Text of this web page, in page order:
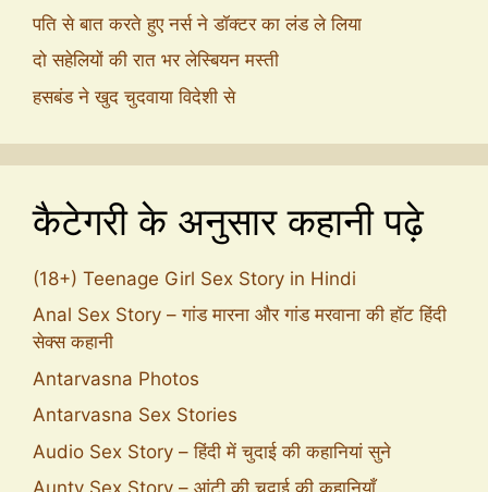
पति से बात करते हुए नर्स ने डॉक्टर का लंड ले लिया
दो सहेलियों की रात भर लेस्बियन मस्ती
हसबंड ने खुद चुदवाया विदेशी से
कैटेगरी के अनुसार कहानी पढ़े
(18+) Teenage Girl Sex Story in Hindi
Anal Sex Story – गांड मारना और गांड मरवाना की हॉट हिंदी
सेक्स कहानी
Antarvasna Photos
Antarvasna Sex Stories
Audio Sex Story – हिंदी में चुदाई की कहानियां सुने